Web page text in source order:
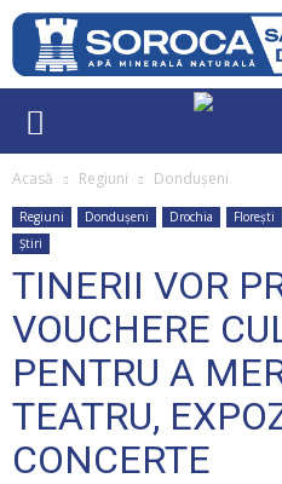
Acasă Regiuni Dondușeni
Regiuni Dondușeni Drochia Florești
Știri
TINERII VOR
VOUCHERE
PENTRU A
TEATRU,
CONCERTE